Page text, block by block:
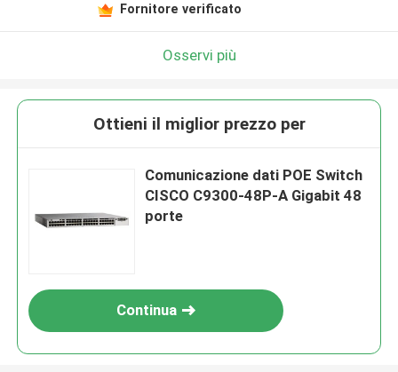
Fornitore verificato
Osservi più
Ottieni il miglior prezzo per
Comunicazione dati POE Switch
CISCO C9300-48P-A Gigabit 48
porte
Continua